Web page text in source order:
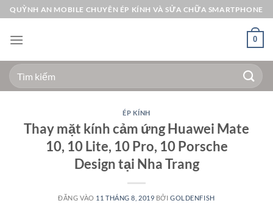
Bỏ
qua
nội
QUỲNH AN MOBILE CHUYÊN ÉP KÍNH VÀ SỬA CHỮA SMARTPHONE
0
Tìm
kiếm:
ÉP KÍNH
Thay mặt kính cảm ứng Huawei Mate
10, 10 Lite, 10 Pro, 10 Porsche
Design tại Nha Trang
ĐĂNG VÀO 11 THÁNG 8, 2019 BỞIGOLDENFISH